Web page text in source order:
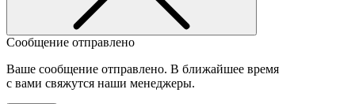
Сообщение отправлено
Ваше сообщение отправлено. В ближайшее время
с вами свяжутся наши менеджеры.